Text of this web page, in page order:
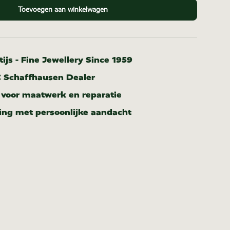
Toevoegen aan winkelwagen
- Fine Jewellery Since 1959
Schaffhausen Dealer
maatwerk en reparatie
met persoonlijke aandacht